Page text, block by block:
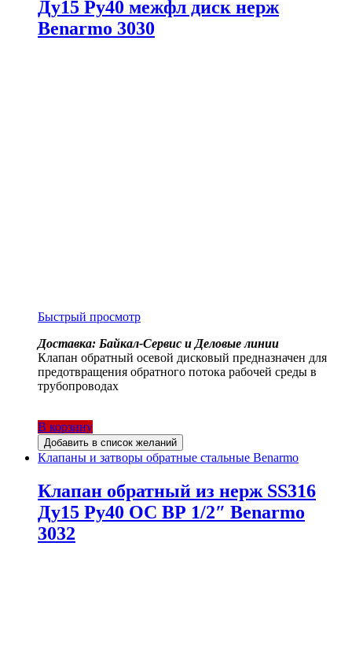
Ду15 Ру40 межфл диск нерж
Benarmo 3030
Быстрый просмотр
Доставка: Байкал-Сервис и Деловые линии
Клапан обратный осевой дисковый предназначен для
предотвращения обратного потока рабочей среды в
трубопроводах
В корзину
Добавить в список желаний
Клапаны и затворы обратные стальные Benarmo
Клапан обратный из нерж SS316
Ду15 Ру40 ОС ВР 1/2″ Benarmo
3032